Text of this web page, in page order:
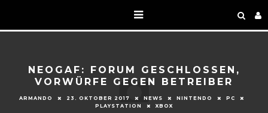
NEOGAF: FORUM GESCHLOSSEN,
VORWÜRFE GEGEN BETREIBER
ARMANDO 23. OKTOBER 2017 NEWS NINTENDO
PC
PLAYSTATION
XBOX